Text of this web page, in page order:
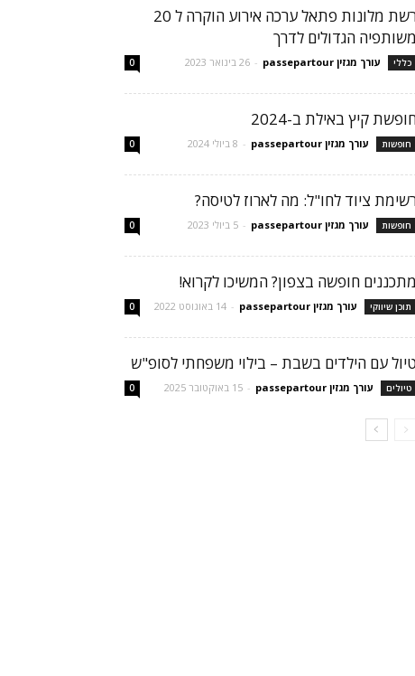
רשת מלונות פתאל ערכה אירוע הוקרה ל 20
משותפיה הגדולים לדרך
כללי עורך מגזין passepartour - 26 בינואר 2023 0
קיץ באילת ב-2024
חופשות עורך מגזין passepartour - 8 ביולי 2024 0
ציוד לחו"ל: מה לארוז לטיסה?
חופשות עורך מגזין passepartour - 5 ביולי 2023 0
מתכננים חופשה בצפון? המשיכו לקרוא!
תוכן שיווקי עורך מגזין passepartour - 14 באוגוסט 2022 0
טיול עם הילדים בשבת – בילוי משפחתי לסופ"ש
טיולים עורך מגזין passepartour - 15 באוקטובר 2025 0